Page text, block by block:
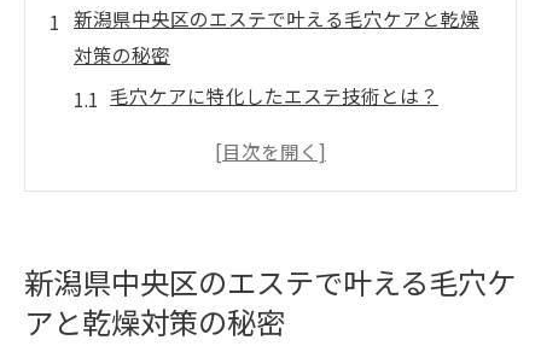
新潟県中央区のエステで叶える毛穴ケアと乾燥
対策の秘密
毛穴ケアに特化したエステ技術とは？
乾燥対策のための保湿施術
新潟県中央区特有の肌トラブルに対応する
方法
新潟県中央区のエステで叶える毛穴ケ
アと乾燥対策の秘密